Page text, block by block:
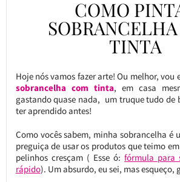
COMO
TINTA
Hoje nós vamos fazer arte! Ou melhor, vou
sobrancelha com tinta, em casa
gastando quase nada, um truque tudo de
ter aprendido antes!
Como vocês sabem, minha sobrancelha é
preguiça de usar os produtos que teimo
pelinhos cresçam ( Esse ó:fórmula para
rápido). Um absurdo, eu sei, mas esqueço,